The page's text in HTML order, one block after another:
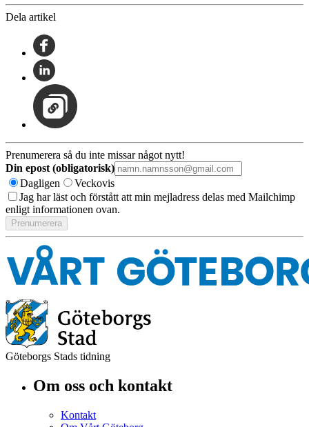
Dela artikel
Prenumerera så du inte missar något nytt!
Din epost (obligatorisk)
Dagligen
Veckovis
Jag har läst och förstått att min mejladress delas med Mailchimp
enligt informationen ovan.
Göteborgs Stads tidning
Om oss och kontakt
Kontakt